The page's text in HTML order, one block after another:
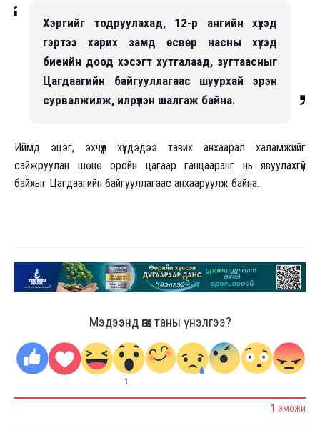
Хэргийг тодруулахад, 12-р ангийн хүүхэд
гэртээ харих замд өсвөр насны хүүхэд
биеийн доод хэсэгт хутгалаад, зугтаасныг
Цагдаагийн байгууллагаас шуурхай эрэн
сурвалжилж, илрүүлэн шалгаж байна.
Иймд эцэг, эхчүүд хүүхдэдээ тавих анхаарал халамжийг
сайжруулан шөнө оройн цагаар ганцааранг нь явуулахгүй
байхыг Цагдаагийн байгууллагаас анхааруулж байна.
Мэдээнд өгөх таны үнэлгээ?
1
1 ЭМОЖИ